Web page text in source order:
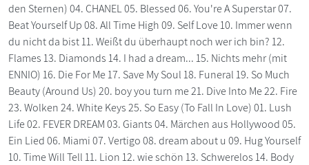
den Sternen) 04. CHANEL 05. Blessed 06. You're A Superstar 07.
Beat Yourself Up 08. All Time High 09. Self Love 10. Immer wenn
du nicht da bist 11. Weißt du überhaupt noch wer ich bin? 12.
Flames 13. Diamonds 14. I had a dream... 15. Nichts mehr (mit
ENNIO) 16. Die For Me 17. Save My Soul 18. Funeral 19. So Much
Beauty (Around Us) 20. boy you turn me 21. Dive Into Me 22. Fire
23. Wolken 24. White Keys 25. So Easy (To Fall In Love) 01. Lush
Life 02. FEVER DREAM 03. Giants 04. Märchen aus Hollywood 05.
Ein Lied 06. Miami 07. Vertigo 08. dream about u 09. Hug Yourself
10. Time Will Tell 11. Lion 12. wie schön 13. Schwerelos 14. Body